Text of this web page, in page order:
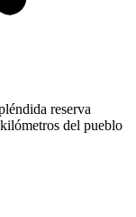
reserva
del pueblo